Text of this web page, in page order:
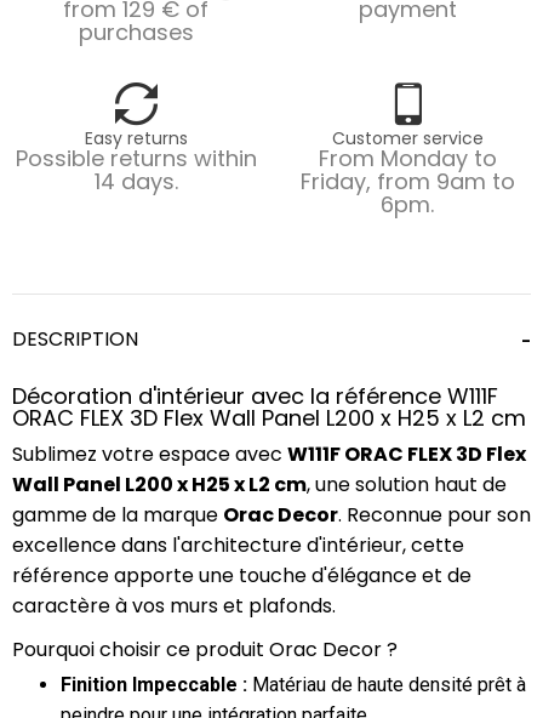
from 129 € of
purchases
payment
Easy returns
Possible returns within
14 days.
Customer service
From Monday to
Friday, from 9am to
6pm.
DESCRIPTION
Décoration d'intérieur avec la référence W111F
ORAC FLEX 3D Flex Wall Panel L200 x H25 x L2 cm
Sublimez votre espace avec W111F ORAC FLEX 3D Flex
Wall Panel L200 x H25 x L2 cm, une solution haut de
gamme de la marque Orac Decor. Reconnue pour son
excellence dans l'architecture d'intérieur, cette
référence apporte une touche d'élégance et de
caractère à vos murs et plafonds.
Pourquoi choisir ce produit Orac Decor ?
Finition Impeccable : Matériau de haute densité prêt à